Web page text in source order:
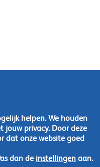
helpen. We houden
jouw privacy. Door deze
dat onze website goed
dan de instellingen aan.